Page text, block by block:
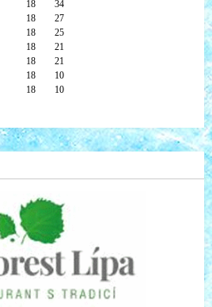
18
34
18
27
18
25
18
21
18
21
18
10
18 10